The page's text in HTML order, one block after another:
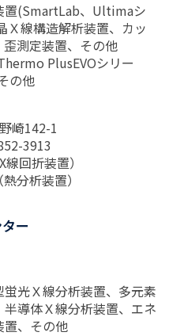
置(SmartLab、Ultimaシ
Ｘ線構造解析装置、カッ
歪測定装置、その他
PlusEVOシリー
の他
崎142-1
3913
X線回折装置）
（熱分析装置）
ター
光Ｘ線分析装置、多元素
導体Ｘ線分析装置、エネ
、その他